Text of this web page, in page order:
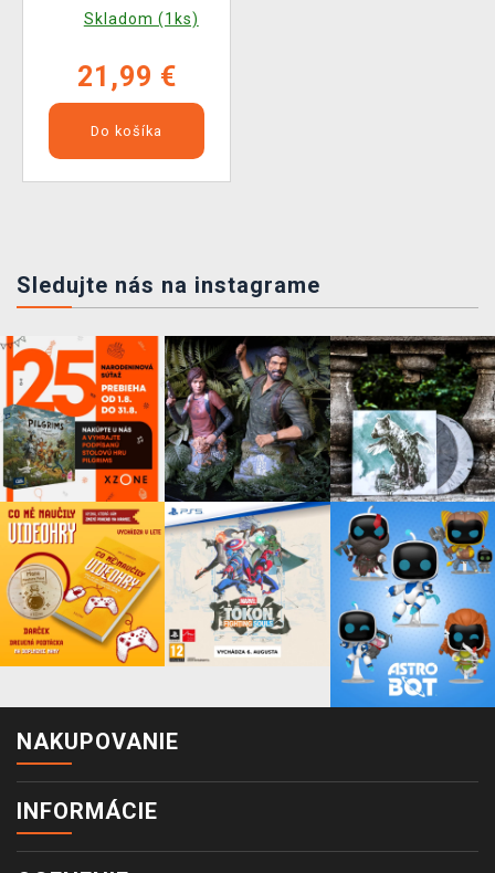
Skladom (1ks)
21,99 €
Do košíka
Sledujte nás na instagrame
NAKUPOVANIE
INFORMÁCIE